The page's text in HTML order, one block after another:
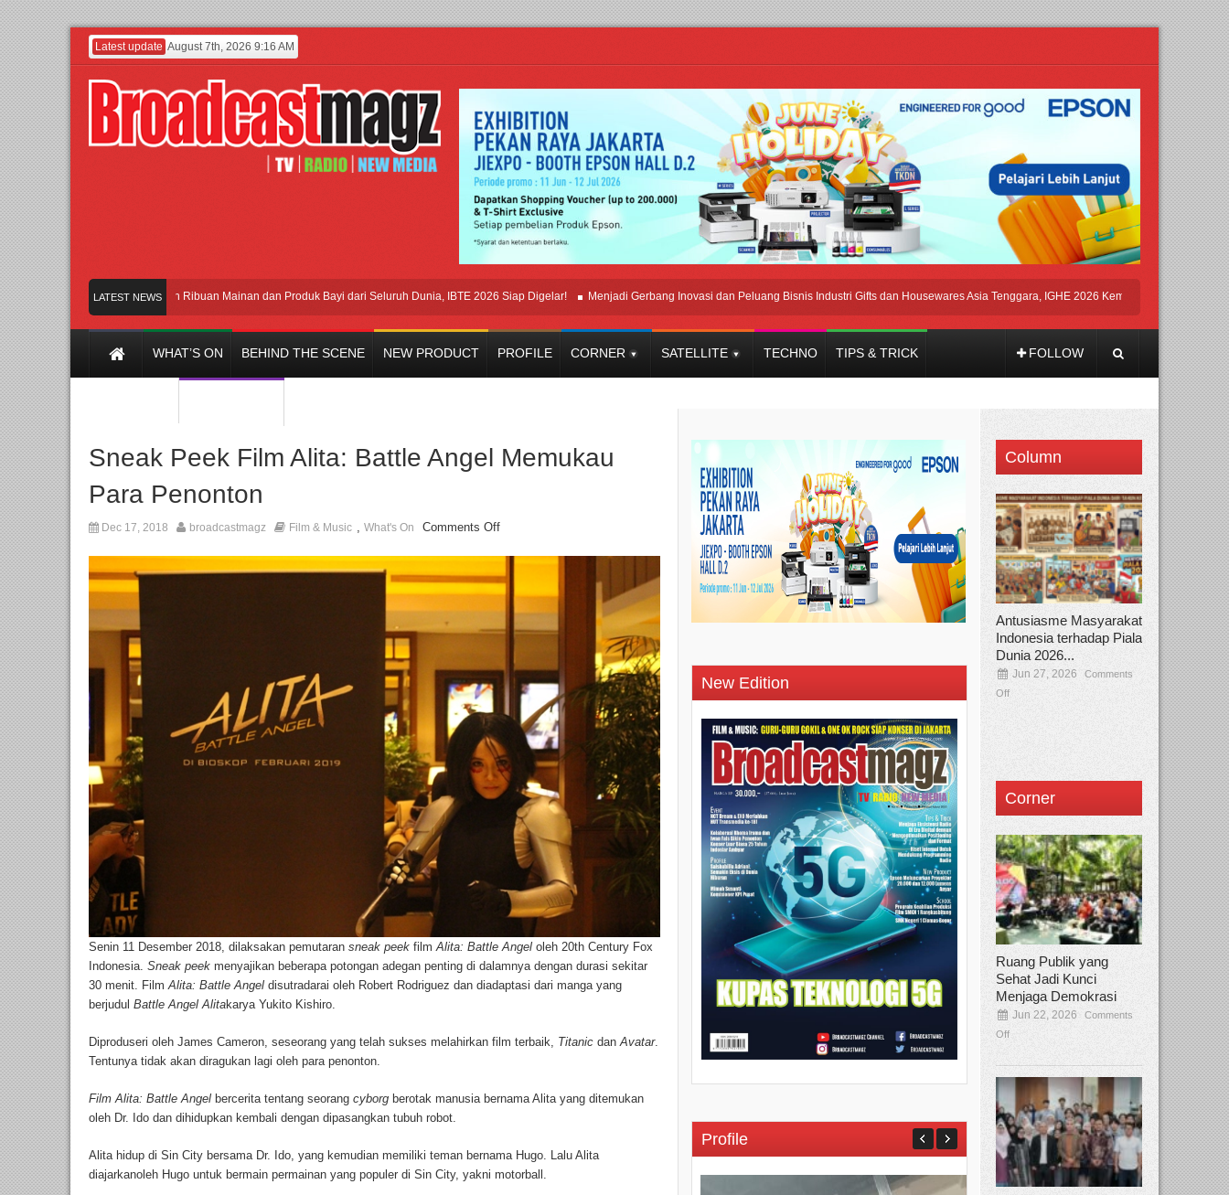
Latest update August 7th, 2026 9:16 AM
LATEST NEWS
Meramaikan Jakarta dengan Ribuan Mainan dan Produk Bayi dari Seluruh Dunia, IBTE 2026 Siap Digelar! Menjadi Gerbang Inovasi dan Peluang Bisnis Industri Gifts dan Housewares Asia Tenggara, IGHE 2026 Kembali Digelar di Jakarta
WHAT’S ON BEHIND THE SCENE NEW PRODUCT PROFILE CORNER SATELLITE TECHNO TIPS & TRICK FOLLOW
Sneak Peek Film Alita: Battle Angel Memukau
Para Penonton
Dec 17, 2018 broadcastmagz Film & Music , What's On Comments Off
Senin 11 Desember 2018, dilaksakan pemutaran sneak peek filmAlita: Battle Angel oleh 20th Century Fox
Indonesia. Sneak peek menyajikan beberapa potongan adegan penting di dalamnya dengan durasi sekitar
30 menit. FilmAlita: Battle Angel disutradarai oleh Robert Rodriguez dan diadaptasi dari manga yang
berjudul Battle Angel Alitakarya Yukito Kishiro.
Diproduseri oleh James Cameron, seseorang yang telah sukses melahirkan film terbaik, Titanic danAvatar.
Tentunya tidak akan diragukan lagi oleh para penonton.
Film Alita: Battle Angel bercerita tentang seorang cyborg berotak manusia bernama Alita yang ditemukan
oleh Dr. Ido dan dihidupkan kembali dengan dipasangkan tubuh robot.
Alita hidup di Sin City bersama Dr. Ido, yang kemudian memiliki teman bernama Hugo. Lalu Alita
diajarkanoleh Hugo untuk bermain permainan yang populer di Sin City, yakni motorball.
New Edition
Profile
Column
Antusiasme Masyarakat
Indonesia terhadap Piala
Dunia 2026...
Jun 27, 2026
Comments
Off
Corner
Ruang Publik yang
Sehat Jadi Kunci
Menjaga Demokrasi
Jun 22, 2026
Comments
Off